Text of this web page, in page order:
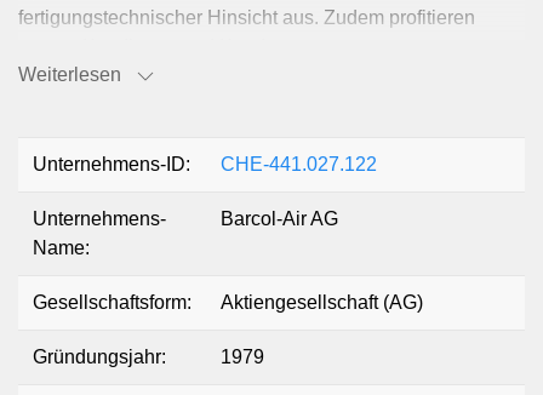
fertigungstechnischer Hinsicht aus. Zudem profitieren
Lieferflexibilität und maximaler Termintreue.
innovative, energieeffiziente und umweltfreundliche
zu setzen. Für die Produktentwicklung sowie für
projektspezifische Messungen und Untersuchungen
Akustiklabor. Damit kann das einwandfreie Funktionieren
und bestätigt werden.
Weiterlesen
Unternehmens-ID: CHE-441.027.122
Unternehmens-
Name:
Barcol-Air AG
Gesellschaftsform: Aktiengesellschaft (AG)
Gründungsjahr: 1979